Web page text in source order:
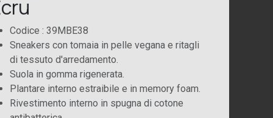
Codice : 39MBE38
Sneakers con tomaia in pelle vegana e ritagli
di tessuto d'arredamento.
Suola in gomma rigenerata.
Plantare interno estraibile e in memory foam.
Rivestimento interno in spugna di cotone